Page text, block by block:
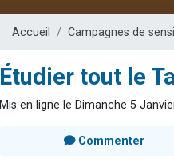
Accueil Campagnes de
Étudier tout le
Mis en ligne le Dimanche 5
Commenter